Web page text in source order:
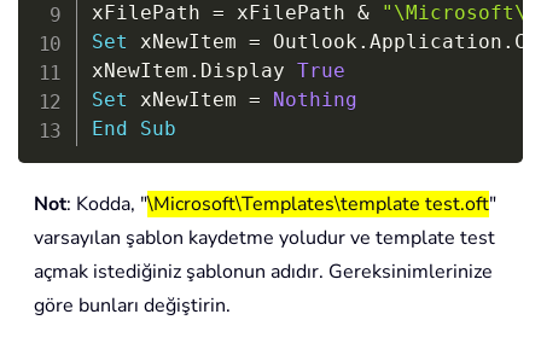
xFilePath = xFilePath &
Set xNewItem = Outlook . Application .
xNewItem . Display True
Set xNewItem =
Nothing
End
Sub
Not: Kodda, "\Microsoft\Templates\template test.oft"
varsayılan şablon kaydetme yoludur ve template test
açmak istediğiniz şablonun adıdır. Gereksinimlerinize
göre bunları değiştirin.